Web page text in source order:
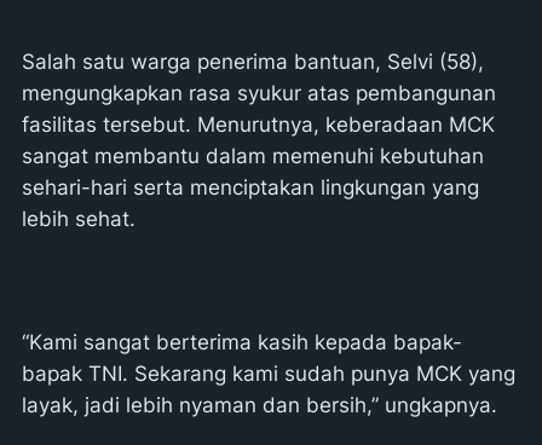
Salah satu warga penerima bantuan, Selvi (58),
mengungkapkan rasa syukur atas pembangunan
fasilitas tersebut. Menurutnya, keberadaan MCK
sangat membantu dalam memenuhi kebutuhan
sehari-hari serta menciptakan lingkungan yang
lebih sehat.
“Kami sangat berterima kasih kepada bapak-
bapak TNI. Sekarang kami sudah punya MCK yang
layak, jadi lebih nyaman dan bersih,” ungkapnya.